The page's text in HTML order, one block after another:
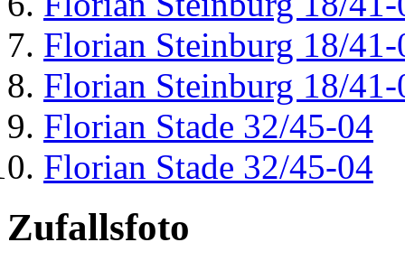
Florian Steinburg 18/41-
Florian Steinburg 18/41-
Florian Stade 32/45-04
Florian Stade 32/45-04
Zufallsfoto